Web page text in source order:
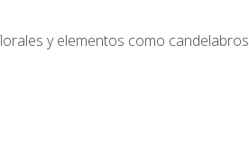
y elementos como candelabros